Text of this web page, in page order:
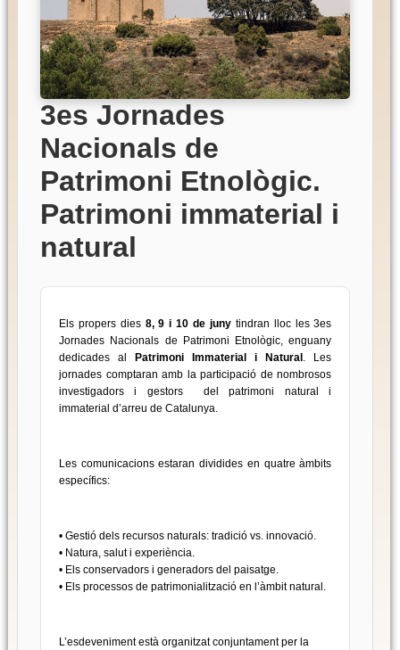
3es Jornades
Nacionals de
Patrimoni Etnològic.
Patrimoni immaterial i
natural
Els propers dies 8, 9 i 10 de junytindran lloc les 3es
Jornades Nacionals de Patrimoni Etnològic, enguany
dedicades al
Patrimoni Immaterial i Natural . Les
jornades comptaran amb la participació de nombrosos
investigadors i gestors del patrimoni natural i
immaterial d’arreu de Catalunya.
Les comunicacions estaran dividides en quatre àmbits
específics:
• Gestió dels recursos naturals: tradició vs. innovació.
• Natura, salut i experiència.
• Els conservadors i generadors del paisatge.
• Els processos de patrimonialització en l’àmbit natural.
L’esdeveniment està organitzat conjuntament per la